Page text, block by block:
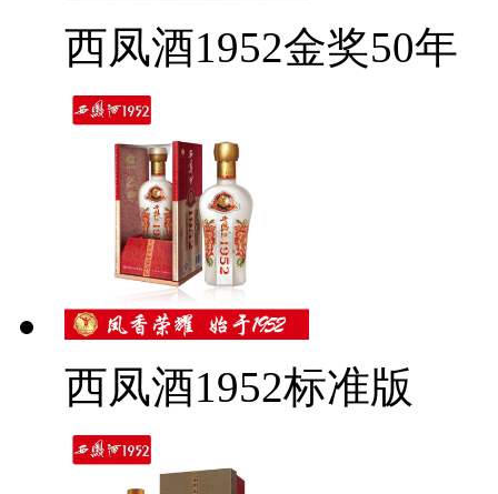
西凤酒1952金奖50年
西凤酒1952标准版